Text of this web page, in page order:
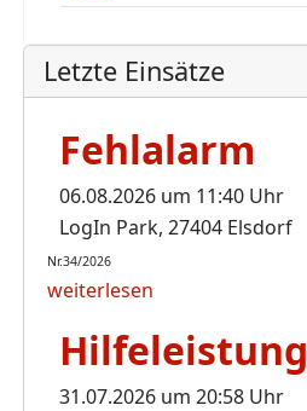
Letzte Einsätze
Fehlalarm
06.08.2026 um 11:40 Uhr
LogIn Park, 27404 Elsdorf
Nr.34/2026
weiterlesen
Hilfeleistung
31.07.2026 um 20:58 Uhr